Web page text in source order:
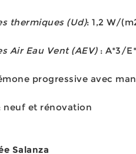
thermiques (Ud): 1,2 W/
Air Eau Vent (AEV) : A*3/
progressive avec
neuf et rénovation
Salanza